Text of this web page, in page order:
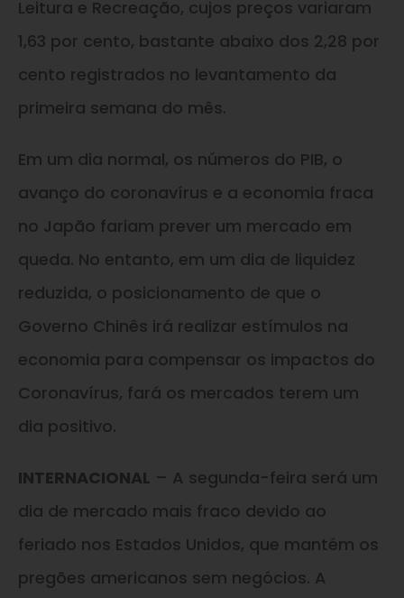
Leitura e Recreação, cujos preços variaram
1,63 por cento, bastante abaixo dos 2,28 por
cento registrados no levantamento da
primeira semana do mês.
Em um dia normal, os números do PIB, o
avanço do coronavírus e a economia fraca
no Japão fariam prever um mercado em
queda. No entanto, em um dia de liquidez
reduzida, o posicionamento de que o
Governo Chinês irá realizar estímulos na
economia para compensar os impactos do
Coronavírus, fará os mercados terem um
dia positivo.
INTERNACIONAL – A segunda-feira será um
dia de mercado mais fraco devido ao
feriado nos Estados Unidos, que mantém os
pregões americanos sem negócios. A